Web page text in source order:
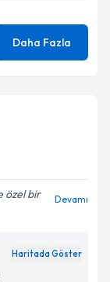
Daha Fazla
özel bir
Devamı
Haritada Göster